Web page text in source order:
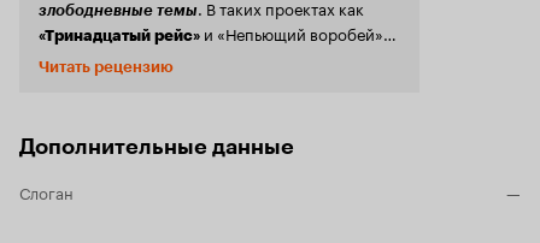
злободневные темы. В таких проектах как
«Тринадцатый рейс» и «Непьющий воробей»
засветился Георгий Вицин
большая находка для авторов. Озвучивать
будущий Трус из комедий Гайдая даже тогда
это амплуа преследовало Вицина всю его
Читать рецензию
Дополнительные данные
Слоган —